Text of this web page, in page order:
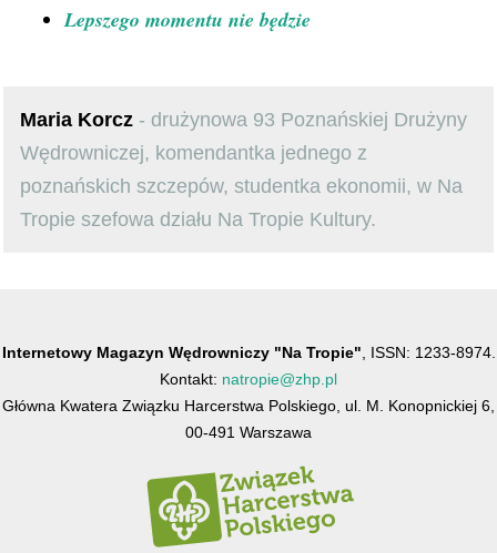
Lepszego momentu nie będzie
Maria Korcz - drużynowa 93 Poznańskiej Drużyny
Wędrowniczej, komendantka jednego z
poznańskich szczepów, studentka ekonomii, w Na
Tropie szefowa działu Na Tropie Kultury.
Internetowy Magazyn Wędrowniczy "Na Tropie" , ISSN: 1233-8974.
Kontakt: natropie@zhp.pl
Główna Kwatera Związku Harcerstwa Polskiego, ul. M. Konopnickiej 6,
00-491 Warszawa